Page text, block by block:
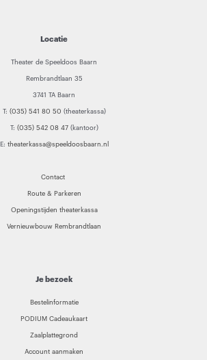
Locatie
Theater de Speeldoos Baarn
Rembrandtlaan 35
3741 TA Baarn
T: (035) 541 80 50 (theaterkassa)
T: (035) 542 08 47(kantoor)
E: theaterkassa@speeldoosbaarn.nl
Contact
Route & Parkeren
Openingstijden theaterkassa
Vernieuwbouw Rembrandtlaan
Je bezoek
Bestelinformatie
PODIUM Cadeaukaart
Zaalplattegrond
Account aanmaken